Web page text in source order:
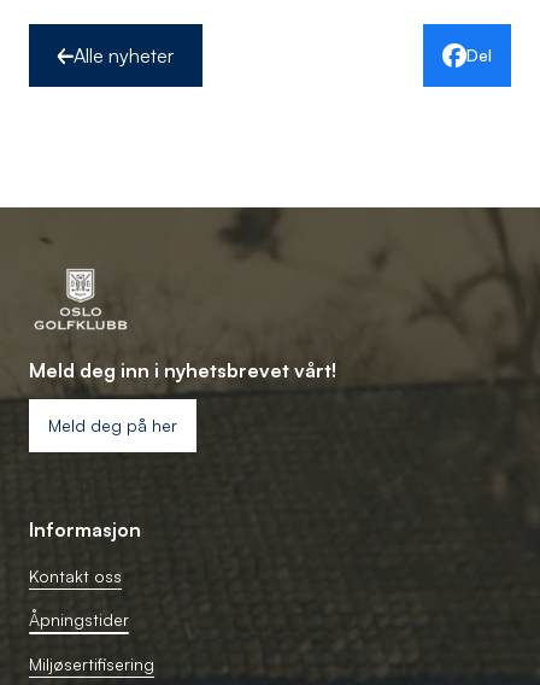
Alle nyheter Del
Meld deg inn i nyhetsbrevet vårt!
Meld deg på her
Informasjon
Kontakt oss
Åpningstider
Miljøsertifisering